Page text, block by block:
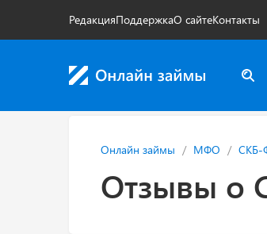
РедакцияПоддержкаО сайтеКонтакты
Онлайн займы МФО СКБ-
Отзывы о